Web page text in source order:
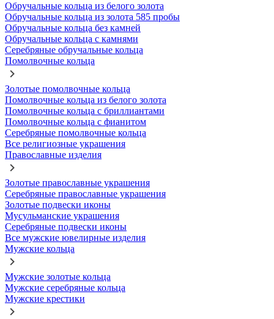
Обручальные кольца из белого золота
Обручальные кольца из золота 585 пробы
Обручальные кольца без камней
Обручальные кольца с камнями
Серебряные обручальные кольца
Помолвочные кольца
Золотые помолвочные кольца
Помолвочные кольца из белого золота
Помолвочные кольца с бриллиантами
Помолвочные кольца с фианитом
Серебряные помолвочные кольца
Все религиозные украшения
Православные изделия
Золотые православные украшения
Серебряные православные украшения
Золотые подвески иконы
Мусульманские украшения
Серебряные подвески иконы
Все мужские ювелирные изделия
Мужские кольца
Мужские золотые кольца
Мужские серебряные кольца
Мужские крестики